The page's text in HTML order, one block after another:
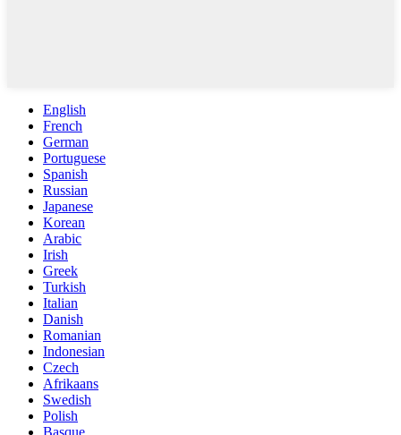
English
French
German
Portuguese
Spanish
Russian
Japanese
Korean
Arabic
Irish
Greek
Turkish
Italian
Danish
Romanian
Indonesian
Czech
Afrikaans
Swedish
Polish